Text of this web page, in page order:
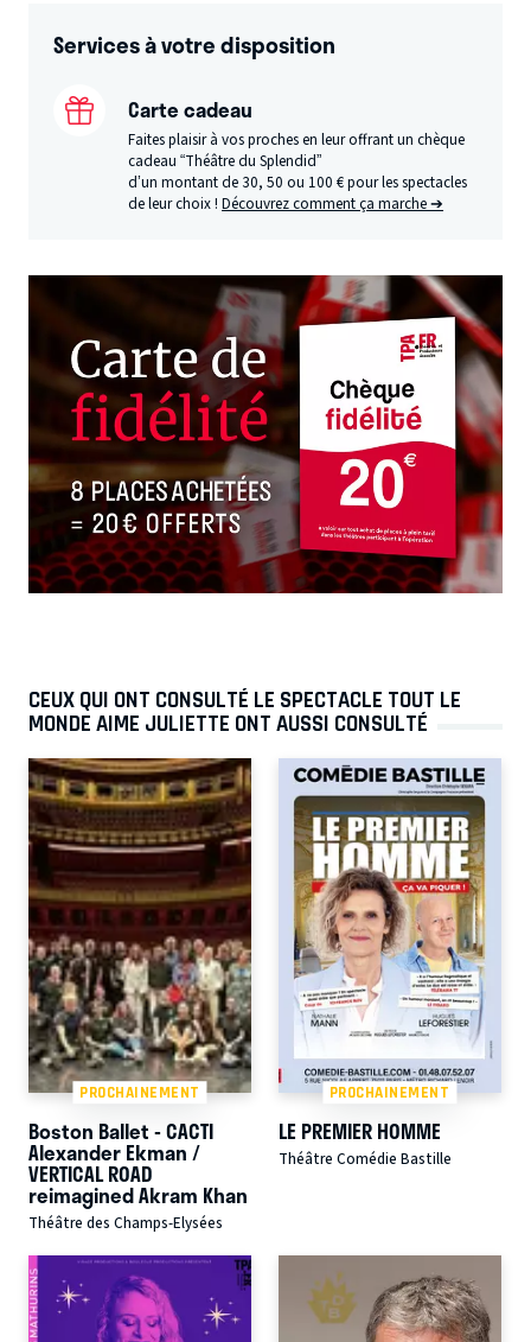
Services à votre disposition
Carte cadeau
Faites plaisir à vos proches en leur offrant un chèque
cadeau “Théâtre du Splendid”
d’un montant de 30, 50 ou 100 € pour les spectacles
de leur choix !Découvrez comment ça marche ➔
CEUX QUI ONT CONSULTÉ LE SPECTACLE TOUT LE
MONDE AIME JULIETTE ONT AUSSI CONSULTÉ
PROCHAINEMENT
Boston Ballet - CACTI
Alexander Ekman /
VERTICAL ROAD
reimagined Akram Khan
Théâtre des Champs-Elysées
PROCHAINEMENT
LE PREMIER HOMME
Théâtre Comédie Bastille